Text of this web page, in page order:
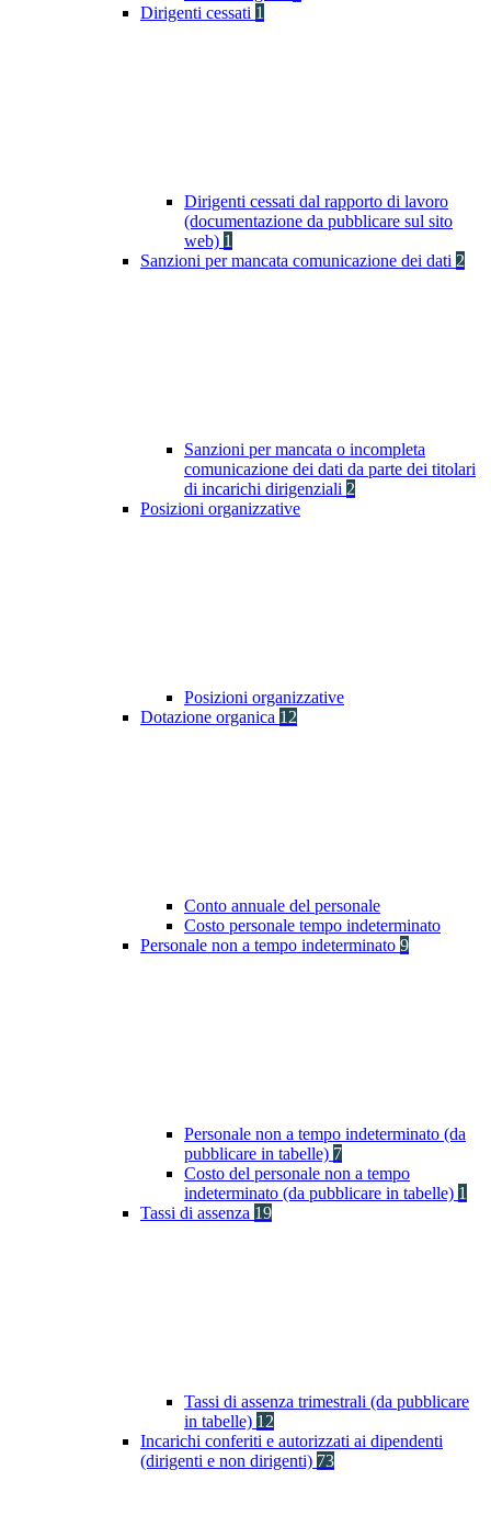
Dirigenti cessati 1
Dirigenti cessati dal rapporto di lavoro
(documentazione da pubblicare sul sito
web) 1
Sanzioni per mancata comunicazione dei dati 2
Sanzioni per mancata o incompleta
comunicazione dei dati da parte dei titolari
di incarichi dirigenziali 2
Posizioni organizzative
Posizioni organizzative
Dotazione organica 12
Conto annuale del personale
Costo personale tempo indeterminato
Personale non a tempo indeterminato 9
Personale non a tempo indeterminato (da
pubblicare in tabelle) 7
Costo del personale non a tempo
indeterminato (da pubblicare in tabelle) 1
Tassi di assenza 19
Tassi di assenza trimestrali (da pubblicare
in tabelle) 12
Incarichi conferiti e autorizzati ai dipendenti
(dirigenti e non dirigenti) 73